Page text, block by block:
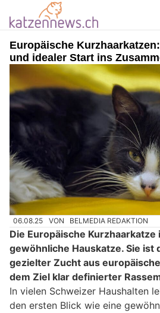
Europäische
und idealer Start ins
06.08.25 VON BELMEDIA REDAKTION
Die Europäische
gewöhnliche Hauskatze. Sie ist
gezielter Zucht aus
dem Ziel klar definierter
In vielen Schweizer Haushalten
den ersten Blick wie eine